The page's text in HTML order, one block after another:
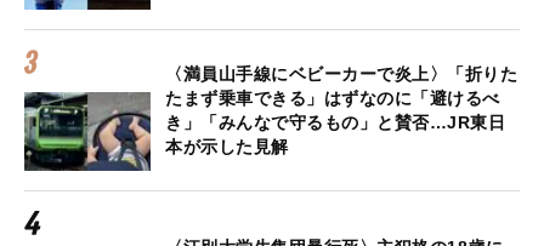
〈満員山手線にベビーカーで炎上〉「折りた
たまず乗車できる」はずなのに「避けるべ
き」「みんなで守るもの」と賛否…JR東日
本が示した見解